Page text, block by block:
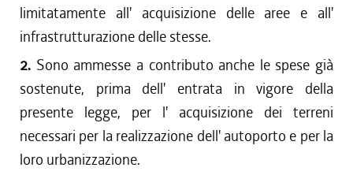
limitatamente all' acquisizione delle aree e all'
infrastrutturazione delle stesse.
2. Sono ammesse a contributo anche le spese già
sostenute, prima dell' entrata in vigore della
presente legge, per l' acquisizione dei terreni
necessari per la realizzazione dell' autoporto e per la
loro urbanizzazione.